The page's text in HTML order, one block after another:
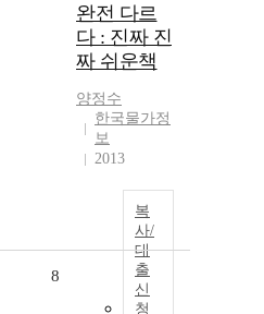
완전 다르
다 : 진짜 진
짜 쉬운책
양정수
한국물가정
보
2013
복
사/
대
출
신
청
8